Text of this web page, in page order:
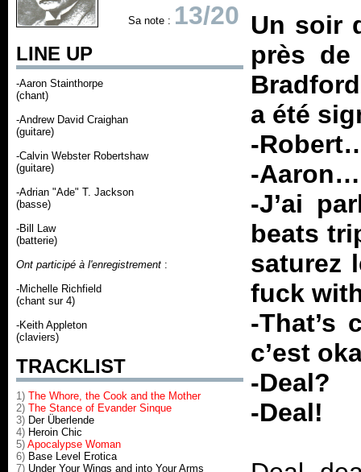
Sa note : 13/20
LINE UP
-Aaron Stainthorpe
(chant)
-Andrew David Craighan
(guitare)
-Calvin Webster Robertshaw
(guitare)
-Adrian "Ade" T. Jackson
(basse)
-Bill Law
(batterie)
Ont participé à l'enregistrement :
-Michelle Richfield
(chant sur 4)
-Keith Appleton
(claviers)
TRACKLIST
1) The Whore, the Cook and the Mother
2) The Stance of Evander Sinque
3) Der Überlende
4) Heroin Chic
5) Apocalypse Woman
6) Base Level Erotica
7) Under Your Wings and into Your Arms
Un soir
près de
a été
-
-Aaron…
-J’ai
beats
saturez
fuck
-That’s
c’est
-Deal?
-Deal!